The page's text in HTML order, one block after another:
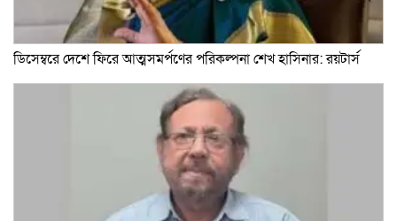
ডিসেম্বরে দেশে ফিরে আত্মসমর্পণের পরিকল্পনা শেখ হাসিনার: রয়টার্স